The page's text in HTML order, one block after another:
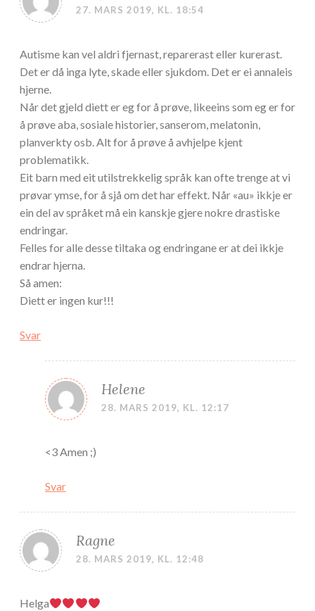
27. MARS 2019, KL. 18:54
Autisme kan vel aldri fjernast, reparerast eller kurerast.
Det er då inga lyte, skade eller sjukdom. Det er ei annaleis
hjerne.
Når det gjeld diett er eg for å prøve, likeeins som eg er for
å prøve aba, sosiale historier, sanserom, melatonin,
planverkty osb. Alt for å prøve å avhjelpe kjent
problematikk.
Eit barn med eit utilstrekkelig språk kan ofte trenge at vi
prøvar ymse, for å sjå om det har effekt. Når «au» ikkje er
ein del av språket må ein kanskje gjere nokre drastiske
endringar.
Felles for alle desse tiltaka og endringane er at dei ikkje
endrar hjerna.
Så amen:
Diett er ingen kur!!!
Svar
Helene
28. MARS 2019, KL. 12:17
<3 Amen ;)
Svar
Ragne
28. MARS 2019, KL. 12:48
Helga